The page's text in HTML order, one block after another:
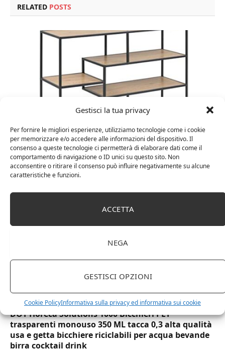
Gestisci la tua privacy
Per fornire le migliori esperienze, utilizziamo tecnologie come i cookie
per memorizzare e/o accedere alle informazioni del dispositivo. Il
consenso a queste tecnologie ci permetterà di elaborare dati come il
comportamento di navigazione o ID unici su questo sito. Non
acconsentire o ritirare il consenso può influire negativamente su alcune
caratteristiche e funzioni.
ACCETTA
NEGA
GESTISCI OPZIONI
Cookie PolicyInformativa sulla privacy ed informativa sui cookie
RELATED POSTS
Amazon Basics Martin – Libreria, 35 x 114 x 78 cm
(Lu x La x A), effetto quercia(In precedenza
marchio Movian)
DOT Horeca Solutions 1000 Bicchieri PET
trasparenti monouso 350 ML tacca 0,3 alta qualità
usa e getta bicchiere riciclabili per acqua bevande
birra cocktail drink